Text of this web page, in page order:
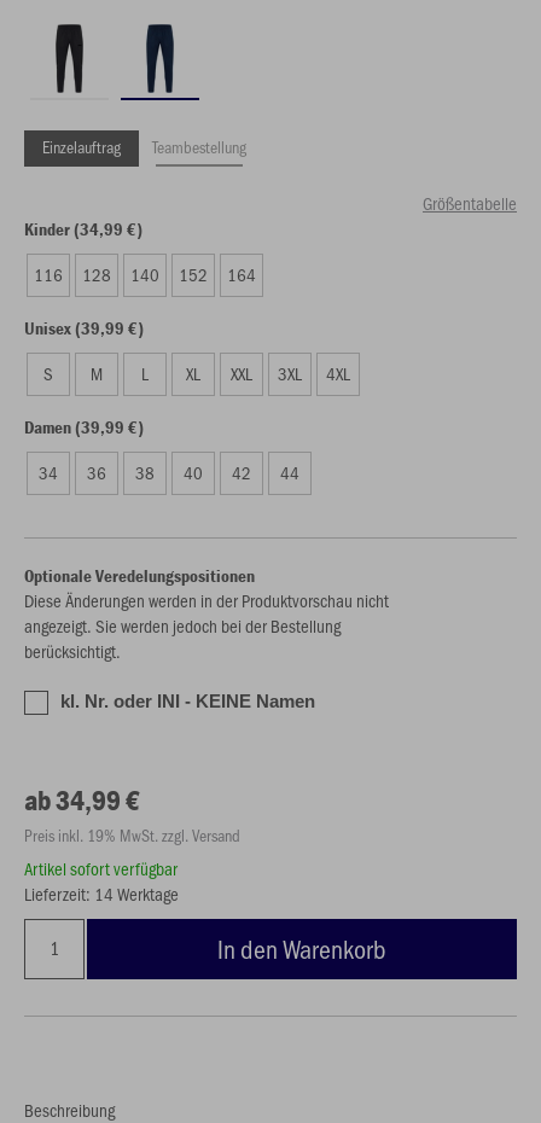
Einzelauftrag Teambestellung
Größentabelle
Kinder (34,99 €)
116 128 140 152 164
Unisex (39,99 €)
S M L XL XXL 3XL 4XL
Damen (39,99 €)
34 36 38 40 42 44
Optionale Veredelungspositionen
Diese Änderungen werden in der Produktvorschau nicht
angezeigt. Sie werden jedoch bei der Bestellung
berücksichtigt.
kl. Nr. oder INI - KEINE Namen
ab 34,99 €
Preis inkl. 19% MwSt. zzgl. Versand
Artikel sofort verfügbar
Lieferzeit: 14 Werktage
In den Warenkorb
Beschreibung